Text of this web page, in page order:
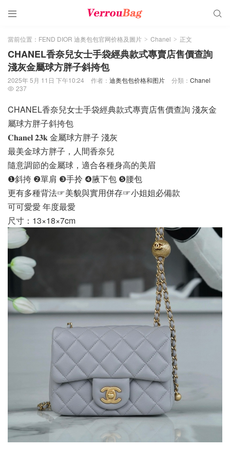
 
當前位置： FEND DIOR 迪奥包包官网价格及圖片 > Chanel > 正文
CHANEL香奈兒女士手袋經典款式專賣店售價查詢
淺灰金屬球方胖子斜挎包
2025年 5月 11日 下午10:24 作者： 迪奥包包价格和图片 分類： Chanel
 237
CHANEL香奈兒女士手袋經典款式專賣店售價查詢 淺灰金
屬球方胖子斜挎包
𝐂𝐡𝐚𝐧𝐞𝐥 𝟐𝟑𝐤 金屬球方胖子 淺灰
最美金球方胖子，人間香奈兒
隨意調節的金屬球，適合各種身高的美眉
❶斜挎 ❷單肩 ❸手拎 ❹腋下包 ❺腰包
更有多種背法☞美貌與實用併存☞小姐姐必備款
可可愛愛 年度最愛
尺寸：13×18×7cm